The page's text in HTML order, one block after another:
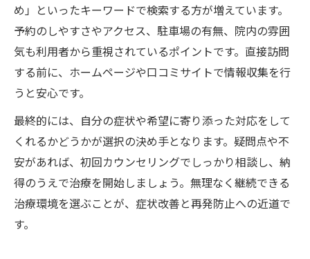
め」といったキーワードで検索する方が増えています。
予約のしやすさやアクセス、駐車場の有無、院内の雰囲
気も利用者から重視されているポイントです。直接訪問
する前に、ホームページや口コミサイトで情報収集を行
うと安心です。
最終的には、自分の症状や希望に寄り添った対応をして
くれるかどうかが選択の決め手となります。疑問点や不
安があれば、初回カウンセリングでしっかり相談し、納
得のうえで治療を開始しましょう。無理なく継続できる
治療環境を選ぶことが、症状改善と再発防止への近道で
す。